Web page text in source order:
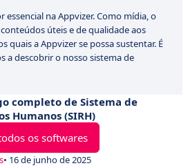
essencial na Appvizer. Como mídia, o
úteis e de qualidade aos
quais a Appvizer se possa sustentar. É
a descobrir o nosso sistema de
completo de Sistema de
Humanos (SIRH)
os softwares
• 16 de junho de 2025